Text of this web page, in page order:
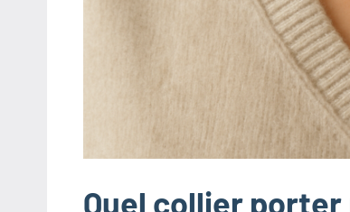
l'entrepreneuriat,
marketing
ciblé,
dans
Quel collier